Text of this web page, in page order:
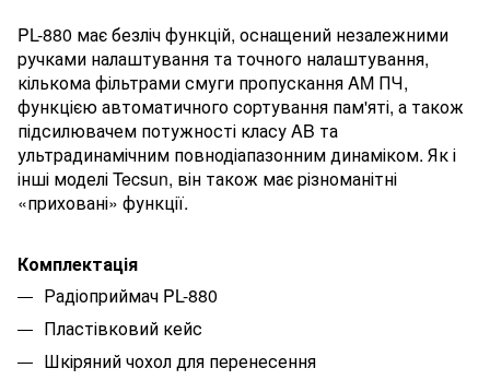
PL-880 має безліч функцій, оснащений незалежними
ручками налаштування та точного налаштування,
кількома фільтрами смуги пропускання AM ПЧ,
функцією автоматичного сортування пам'яті, а також
підсилювачем потужності класу AB та
ультрадинамічним повнодіапазонним динаміком. Як і
інші моделі Tecsun, він також має різноманітні
«приховані» функції.
Комплектація
Радіоприймач PL-880
Пластівковий кейс
Шкіряний чохол для перенесення